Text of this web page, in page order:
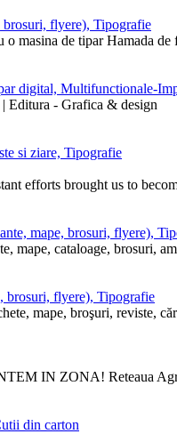
flyere), Tipografie
masina de tipar Hamada
digital, Multifunctionale-
Editura - Grafica & design
si ziare, Tipografie
efforts brought us to
mape, brosuri, flyere),
mape, cataloage, brosuri,
brosuri, flyere), Tipografie
mape, broşuri, reviste,
IN ZONA! Reteaua
din carton